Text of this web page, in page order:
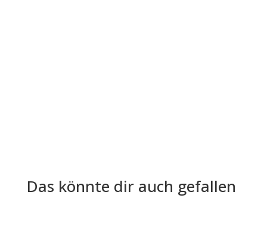
Das könnte dir auch gefallen